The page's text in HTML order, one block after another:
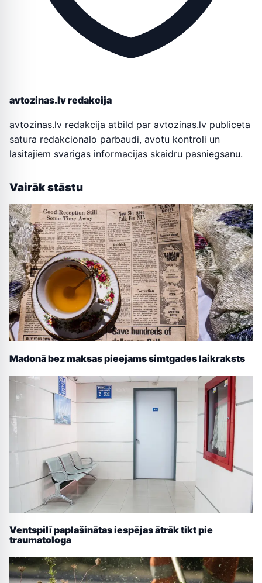
avtozinas.lv redakcija
avtozinas.lv redakcija atbild par avtozinas.lv publiceta
satura redakcionalo parbaudi, avotu kontroli un
lasitajiem svarigas informacijas skaidru pasniegsanu.
Vairāk stāstu
Madonā bez maksas pieejams simtgades laikraksts
Ventspilī paplašinātas iespējas ātrāk tikt pie
traumatologa